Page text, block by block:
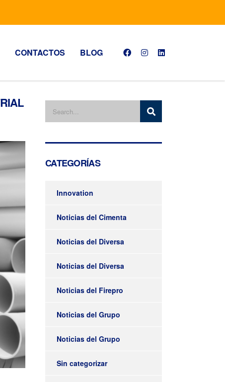
CONTACTOS BLOG
CATEGORÍAS
Innovation
Noticias del Cimenta
Noticias del Diversa
Noticias del Diversa
Noticias del Firepro
Noticias del Grupo
Noticias del Grupo
Sin categorizar